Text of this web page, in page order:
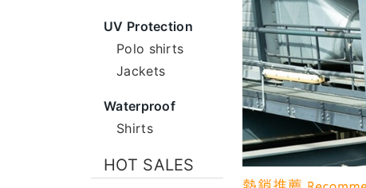
UV Protection
Polo shirts
Jackets
Waterproof
Shirts
HOT SALES